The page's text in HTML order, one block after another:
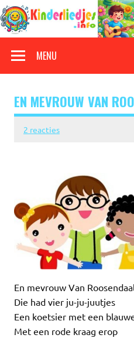
Doorgaan
naar
inhoud
MENU
EN MEVROUW VAN
2 reacties
En mevrouw Van
Die had vier ju-ju-juutjes
Een koetsier met een
Met een rode kraag erop